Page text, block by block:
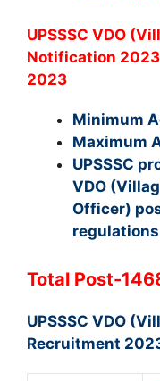
UPSSSC VDO
Notification
2023
Minimum
Maximum
UPSSSC
VDO
Officer)
Total Post-
UPSSSC VDO
Recruitment